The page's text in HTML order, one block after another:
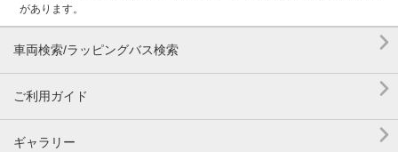
があります。
車両検索/ラッピングバス検索 
ご利用ガイド 
ギャラリー 